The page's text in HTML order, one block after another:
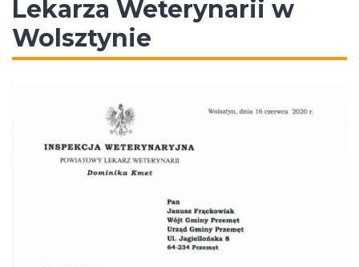
Lekarza Weterynarii w
Wolsztynie